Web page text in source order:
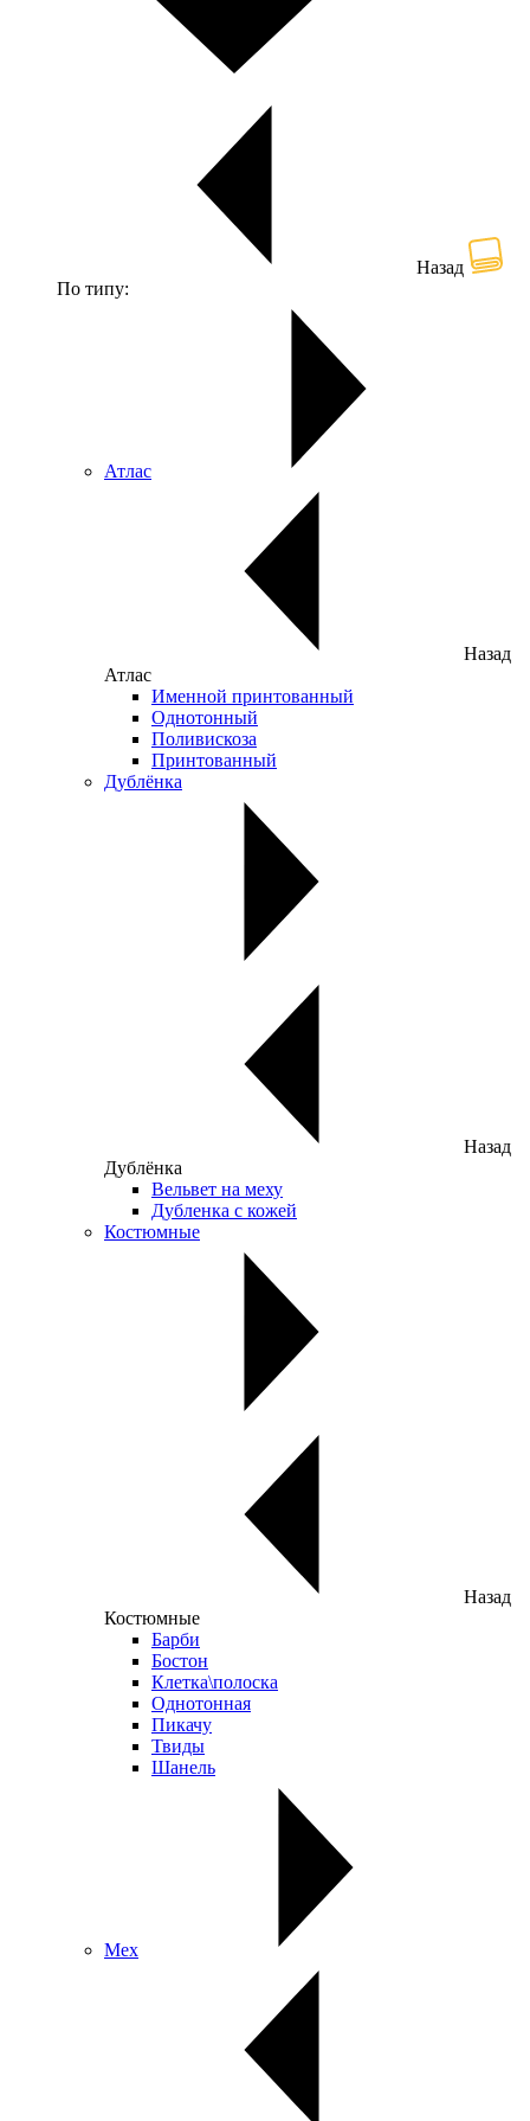
Назад
По типу:
Атлас
Назад
Атлас
Именной принтованный
Однотонный
Поливискоза
Принтованный
Дублёнка
Назад
Дублёнка
Вельвет на меху
Дубленка с кожей
Костюмные
Назад
Костюмные
Барби
Бостон
Клетка\полоска
Однотонная
Пикачу
Твиды
Шанель
Мех